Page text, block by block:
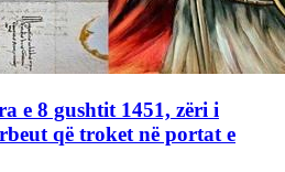
e 8 gushtit 1451, zëri i
që troket në portat e